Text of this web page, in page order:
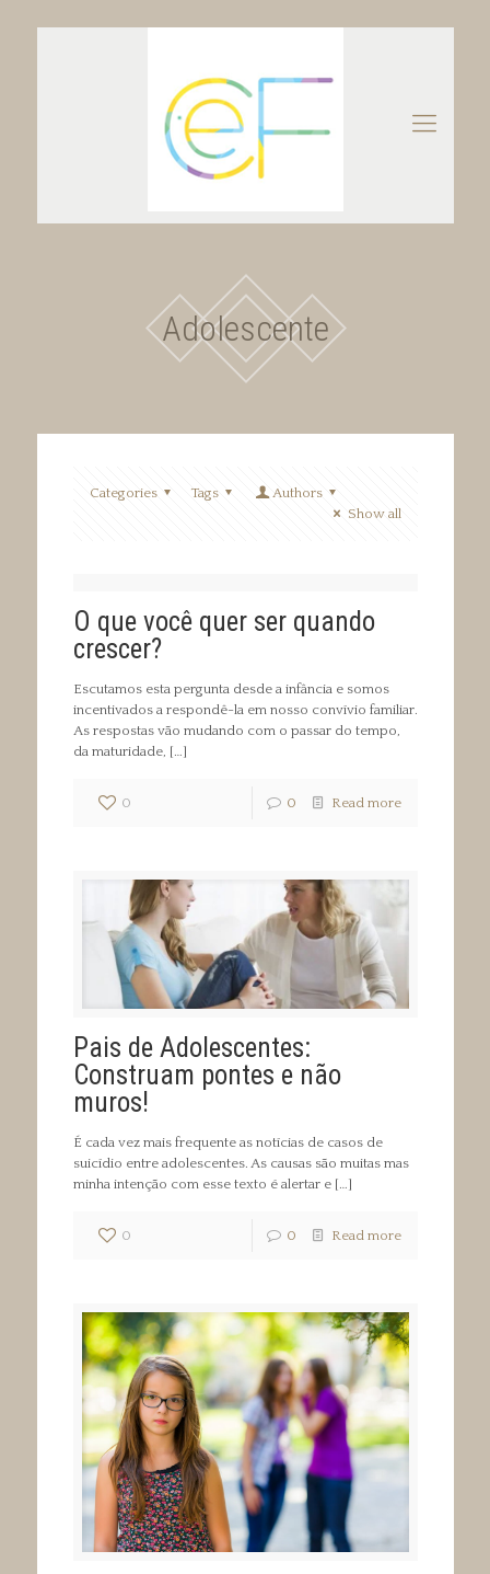
Adolescente
Categories Tags
Authors
Show all
O que você quer ser quando
crescer?
Escutamos esta pergunta desde a infância e somos
incentivados a respondê-la em nosso convívio familiar.
As respostas vão mudando com o passar do tempo,
da maturidade, […]
0 0 Read more
Pais de Adolescentes:
Construam pontes e não
muros!
É cada vez mais frequente as notícias de casos de
suicídio entre adolescentes. As causas são muitas mas
minha intenção com esse texto é alertar e[…]
0 0 Read more